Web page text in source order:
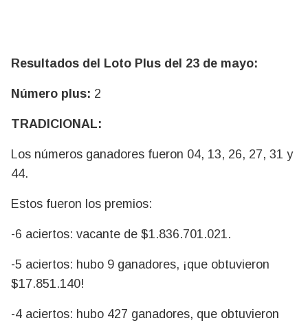
Resultados del Loto Plus del 23 de mayo:
Número plus: 2
TRADICIONAL:
Los números ganadores fueron 04, 13, 26, 27, 31 y
44.
Estos fueron los premios:
-6 aciertos: vacante de $1.836.701.021.
-5 aciertos: hubo 9 ganadores, ¡que obtuvieron
$17.851.140!
-4 aciertos: hubo 427 ganadores, que obtuvieron